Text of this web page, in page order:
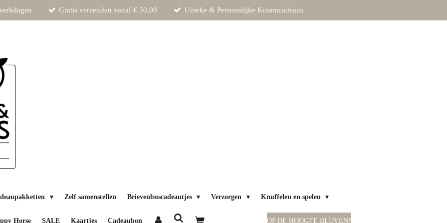
Gratis verzenden vanaf € 50,00 Unieke & Persoonlijke Kraamcadeaus
Zelf samenstellen Brievenbuscadeautjes Verzorgen Knuffelen en spelen
Horse SALE Kaartjes Cadeaubon OP DE HOOGTE BLIJVEN?